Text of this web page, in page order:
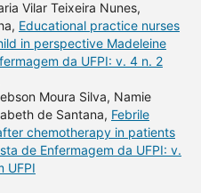
Vilar Teixeira Nunes,
Educational practice nurses
in perspective Madeleine
da UFPI: v. 4 n. 2
Moura Silva, Namie
de Santana, Febrile
chemotherapy in patients
de Enfermagem da UFPI: v.
UFPI